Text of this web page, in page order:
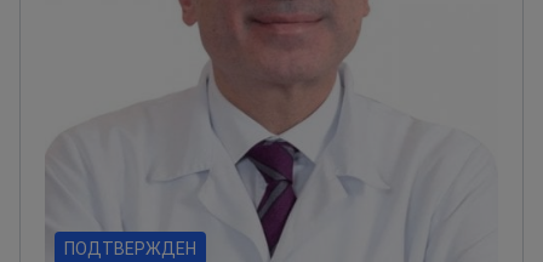
ПОДТВЕРЖДЕН